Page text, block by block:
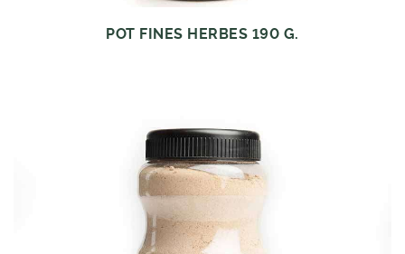
POT FINES HERBES 190 G.